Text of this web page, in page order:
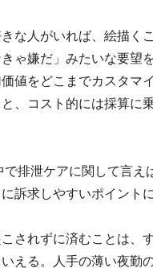
な人がいれば、絵描く
ゃ嫌だ」みたいな要望
値をどこまでカスタマ
、コスト的には採算に
で排泄ケアに関して言え
訴求しやすいポイント
されずに済むことは、
える。人手の薄い夜勤